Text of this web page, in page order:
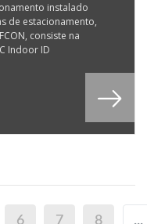
instalado
de estacionamento,
consiste na
Indoor ID
6 7 8 ...